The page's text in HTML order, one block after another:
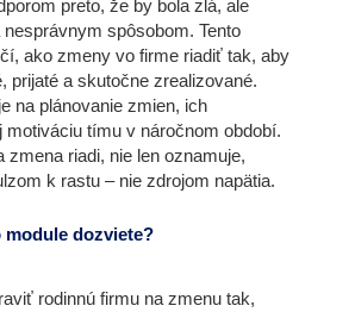
preto, že by bola zlá, ale
nesprávnym spôsobom. Tento
ako zmeny vo firme riadiť tak, aby
prijaté a skutočne zrealizované.
na plánovanie zmien, ich
motiváciu tímu v náročnom období.
zmena riadi, nie len oznamuje,
k rastu – nie zdrojom napätia.
module dozviete?
rodinnú firmu na zmenu tak,